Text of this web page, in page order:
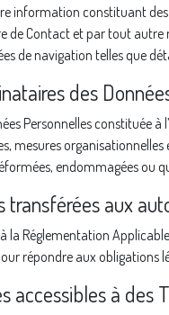
information constituant des
de Contact et par tout autre
de navigation telles que
des
Personnelles constituée
mesures
endommagées ou
transférées aux
la Réglementation
répondre aux obligations
accessibles à des